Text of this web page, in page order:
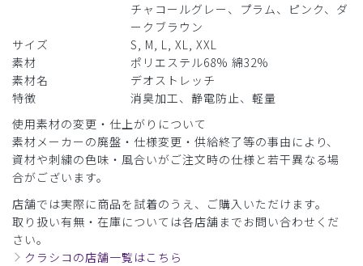
洗濯に出すのが遅れて連続で使用することがあっても臭わな
いです
商品：
A38メンズ:デオストレッチスクラブパンツ/ディ
ープグリーン/M
役に立った 0
YA様
購入確認済み
年齢: 30代 身長:171-175cm
チャコールグレー、プラム、ピンク、ダ
ークブラウン
サイズ
S, M, L, XL, XXL
素材
ポリエステル68% 綿32%
素材名
デオストレッチ
特徴
消臭加工、静電防止、軽量
使用素材の変更・仕上がりについて
素材メーカーの廃盤・仕様変更・供給終了等の事由により、
資材や刺繍の色味・風合いがご注文時の仕様と若干異なる場
合がございます。
店舗では実際に商品を試着のうえ、ご購入いただけます。
取り扱い有無・在庫については各店舗までお問い合わせくだ
さい。
クラシコの店舗一覧はこちら